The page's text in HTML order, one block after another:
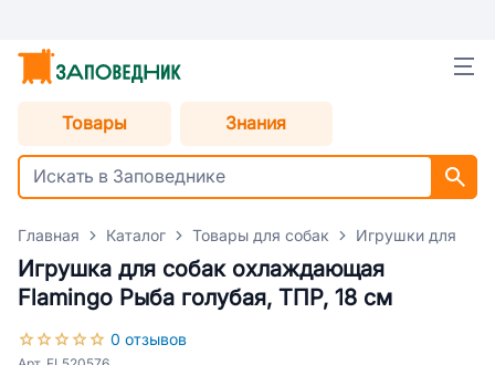
Товары Знания
Главная Каталог Товары для собак Игрушки для
Игрушка для собак охлаждающая
Flamingo Рыба голубая, ТПР, 18 см
0 отзывов